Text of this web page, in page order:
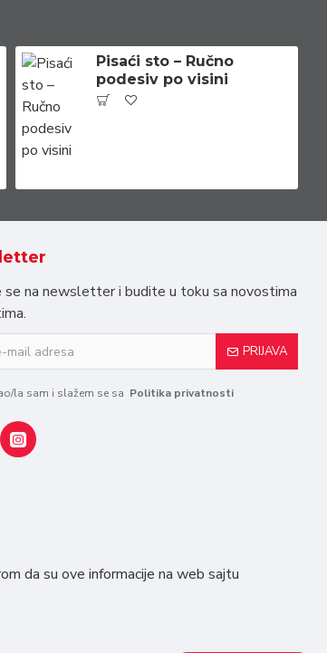
Pisaći sto – Ručno
podesiv po visini
se na newsletter i budite u toku sa novostima
PRIJAVA
la sam i slažem se sa Politika privatnosti
da su ove informacije na web sajtu